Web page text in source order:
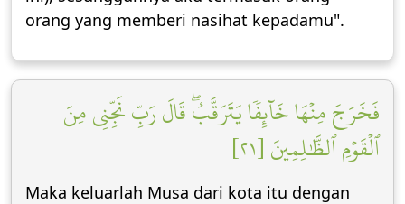
orang yang memberi nasihat kepadamu".
فَخَرَجَ مِنۡهَا خَآئِفٗا يَتَرَقَّبُۖ قَالَ رَبِّ نَجِّنِي مِنَ
ٱلۡقَوۡمِ ٱلظَّٰلِمِينَ [٢١]
Maka keluarlah Musa dari kota itu dengan